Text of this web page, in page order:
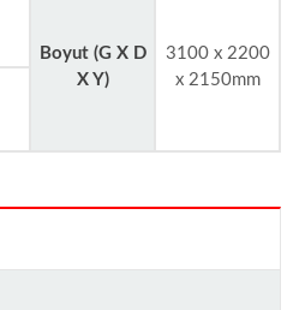
Boyut (G X D
X Y)
3100 x 2200
x 2150mm